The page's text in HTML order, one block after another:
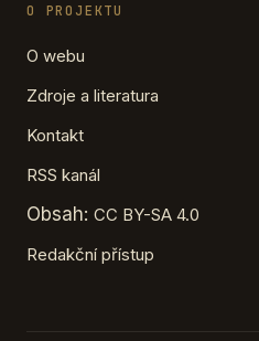
O PROJEKTU
O webu
Zdroje a literatura
Kontakt
RSS kanál
Obsah: CC BY-SA 4.0
Redakční přístup